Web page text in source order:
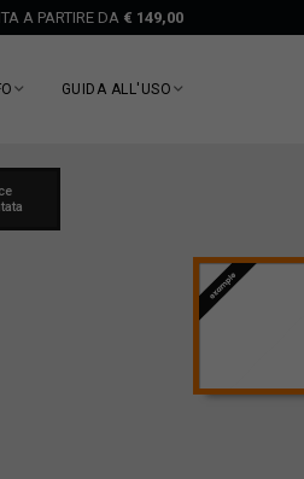
A PARTIRE DA € 149,00
GUIDA ALL'USO